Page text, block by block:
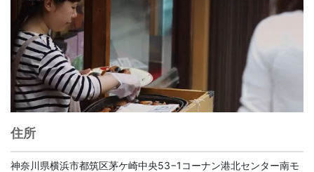
住所
神奈川県横浜市都筑区茅ケ崎中央53−1コーナン港北センター南モ